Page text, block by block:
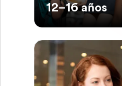
12–16 años